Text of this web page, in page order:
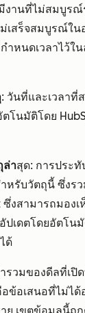
งานที่ไม่สมบูรณ์
เสร็จสมบูรณ์ใน
ำหนดเวลาไว้ใ
: วันที่และเวลาที่
โนมัติโดย
ล่าสุด: การประทั
หรับวัตถุนี้ ซึ่งร
ซึ่งสามารถมอง
ปเดตโดยอัตโน
ด้
รวมของดีลที่เปิ
ข้อเสนอที่ไม่ได้